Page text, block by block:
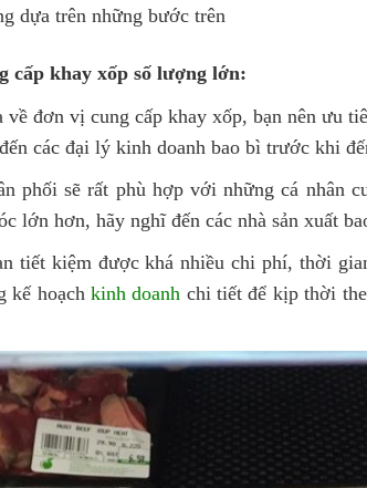
dựa trên những bước trên
cấp khay xốp số lượng lớn:
đơn vị cung cấp khay xốp, bạn nên ưu
các đại lý kinh doanh bao bì trước khi
phối sẽ rất phù hợp với những cá nhân
lớn hơn, hãy nghĩ đến các nhà sản xuất
tiết kiệm được khá nhiều chi phí, thời
kế hoạch kinh doanh chi tiết để kịp thời